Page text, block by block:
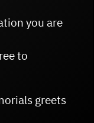
you are
to
greets